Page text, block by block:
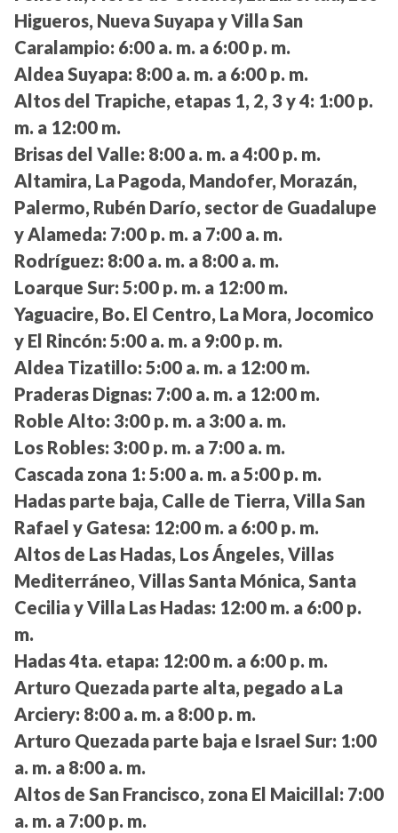
Higueros, Nueva Suyapa y Villa San
Caralampio: 6:00 a. m. a 6:00 p. m.
Aldea Suyapa: 8:00 a. m. a 6:00 p. m.
Altos del Trapiche, etapas 1, 2, 3 y 4: 1:00 p.
m. a 12:00 m.
Brisas del Valle: 8:00 a. m. a 4:00 p. m.
Altamira, La Pagoda, Mandofer, Morazán,
Palermo, Rubén Darío, sector de Guadalupe
y Alameda: 7:00 p. m. a 7:00 a. m.
Rodríguez: 8:00 a. m. a 8:00 a. m.
Loarque Sur: 5:00 p. m. a 12:00 m.
Yaguacire, Bo. El Centro, La Mora, Jocomico
y El Rincón: 5:00 a. m. a 9:00 p. m.
Aldea Tizatillo: 5:00 a. m. a 12:00 m.
Praderas Dignas: 7:00 a. m. a 12:00 m.
Roble Alto: 3:00 p. m. a 3:00 a. m.
Los Robles: 3:00 p. m. a 7:00 a. m.
Cascada zona 1: 5:00 a. m. a 5:00 p. m.
Hadas parte baja, Calle de Tierra, Villa San
Rafael y Gatesa: 12:00 m. a 6:00 p. m.
Altos de Las Hadas, Los Ángeles, Villas
Mediterráneo, Villas Santa Mónica, Santa
Cecilia y Villa Las Hadas: 12:00 m. a 6:00 p.
m.
Hadas 4ta. etapa: 12:00 m. a 6:00 p. m.
Arturo Quezada parte alta, pegado a La
Arciery: 8:00 a. m. a 8:00 p. m.
Arturo Quezada parte baja e Israel Sur: 1:00
a. m. a 8:00 a. m.
Altos de San Francisco, zona El Maicillal: 7:00
a. m. a 7:00 p. m.